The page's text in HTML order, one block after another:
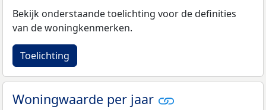
Bekijk onderstaande toelichting voor de definities
van de woningkenmerken.
Toelichting
Woningwaarde per jaar